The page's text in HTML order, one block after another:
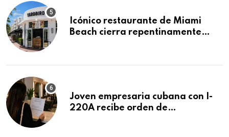
Icónico restaurante de Miami
Beach cierra repentinamente
Joven empresaria cubana con I-
220A recibe orden de